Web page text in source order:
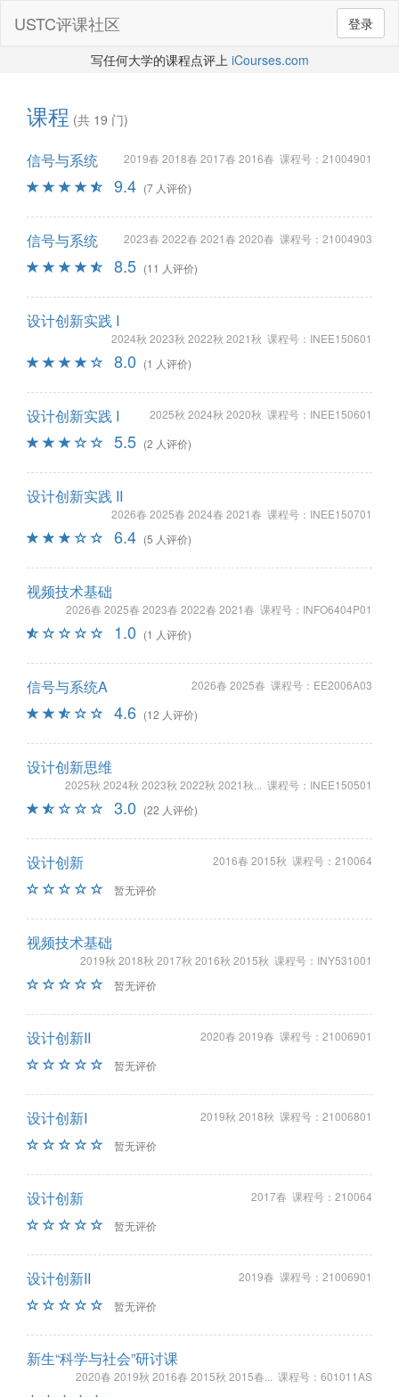
登录
USTC评课社区
写任何大学的课程点评上 iCourses.com
课程 (共 19 门)
信号与系统 2019春 2018春 2017春 2016春 课程号：21004901
9.4 (7 人评价)
信号与系统 2023春 2022春 2021春 2020春 课程号：21004903
8.5 (11 人评价)
设计创新实践 I
2024秋 2023秋 2022秋 2021秋 课程号：INEE150601
8.0 (1 人评价)
设计创新实践 I 2025秋 2024秋 2020秋 课程号：INEE150601
5.5 (2 人评价)
设计创新实践 II
2026春 2025春 2024春 2021春 课程号：INEE150701
6.4 (5 人评价)
视频技术基础
2026春 2025春 2023春 2022春 2021春 课程号：INFO6404P01
1.0 (1 人评价)
信号与系统A 2026春 2025春 课程号：EE2006A03
4.6 (12 人评价)
设计创新思维
2025秋 2024秋 2023秋 2022秋 2021秋... 课程号：INEE150501
3.0 (22 人评价)
设计创新
2016春 2015秋 课程号：210064
暂无评价
视频技术基础
2019秋 2018秋 2017秋 2016秋 2015秋 课程号：INY531001
暂无评价
设计创新II
2020春 2019春 课程号：21006901
暂无评价
设计创新I
2019秋 2018秋 课程号：21006801
暂无评价
设计创新
2017春 课程号：210064
暂无评价
设计创新II
2019春 课程号：21006901
暂无评价
新生“科学与社会”研讨课
2020春 2019秋 2016春 2015秋 2015春... 课程号：601011AS